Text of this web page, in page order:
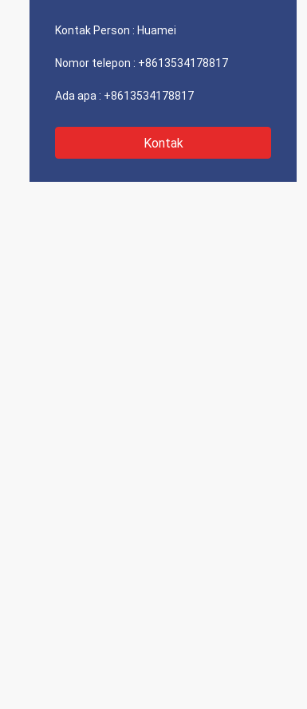
Kontak Person : Huamei
Nomor telepon : +8613534178817
Ada apa : +8613534178817
Kontak